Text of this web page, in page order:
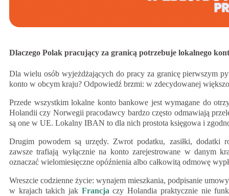
Dlaczego Polak pracujący za granicą potrzebuje lokalnego
Dla wielu osób wyjeżdżających do pracy za granicę pierwszym
konto w obcym kraju? Odpowiedź brzmi: w zdecydowanej
Przede wszystkim lokalne konto bankowe jest wymagane do
Holandii czy Norwegii pracodawcy bardzo często odmawiają
są one w UE. Lokalny IBAN to dla nich prostota księgowa i
Drugim powodem są urzędy. Zwrot podatku, zasiłki, dodatki
zawsze trafiają wyłącznie na konto zarejestrowane w danym
oznaczać wielomiesięczne opóźnienia albo całkowitą odmowę
Wreszcie codzienne życie: wynajem mieszkania, podpisanie
w krajach takich jak Francja czy Holandia praktycznie nie